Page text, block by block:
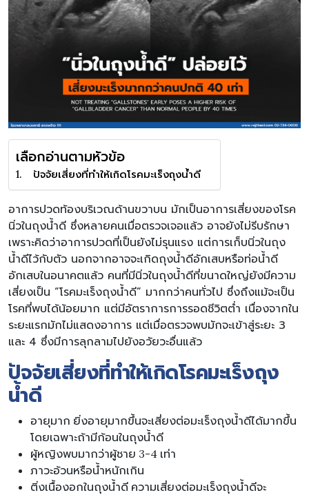
เลือกอ่านตามหัวข้อ
ปัจจัยเสี่ยงที่ทำให้เกิดโรคมะเร็งถุงน้ำดี
อาการปวดท้องบริเวณด้านขวาบน มักเป็นอาการเสี่ยงของโรค
นิ่วในถุงน้ำดี ซึ่งหลายคนเมื่อตรวจเจอแล้ว อาจยังไม่รีบรักษา
เพราะคิดว่าอาการปวดที่เป็นยังไม่รุนแรง แต่การเก็บนิ่วในถุง
น้ำดีไว้กับตัว นอกจากอาจจะเกิดถุงน้ำดีอักเสบหรือท่อน้ำดี
อักเสบในอนาคตแล้ว คนที่มีนิ่วในถุงน้ำดีที่ขนาดใหญ่ยังมีความ
เสี่ยงเป็น “โรคมะเร็งถุงน้ำดี” มากกว่าคนทั่วไป ซึ่งถึงแม้จะเป็น
โรคที่พบได้น้อยมาก แต่มีอัตราการการรอดชีวิตต่ำ เนื่องจากใน
ระยะแรกมักไม่แสดงอาการ แต่เมื่อตรวจพบมักจะเข้าสู่ระยะ 3
และ 4 ซึ่งมีการลุกลามไปยังอวัยวะอื่นแล้ว
ปัจจัยเสี่ยงที่ทำให้เกิดโรคมะเร็งถุง
น้ำดี
อายุมาก ยิ่งอายุมากขึ้นจะเสี่ยงต่อมะเร็งถุงน้ำดีได้มากขึ้น
โดยเฉพาะถ้ามีก้อนในถุงน้ำดี
ผู้หญิงพบมากว่าผู้ชาย 3-4 เท่า
ภาวะอ้วนหรือน้ำหนักเกิน
ติ่งเนื้องอกในถุงน้ำดี ความเสี่ยงต่อมะเร็งถุงน้ำดีจะ